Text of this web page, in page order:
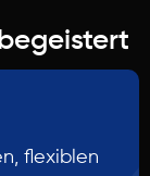
flexiblen